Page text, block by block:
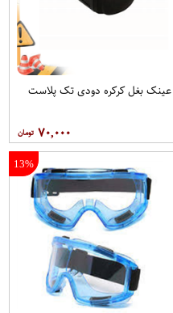
عینک بغل کرکره دودی تک پلاست
۷۰,۰۰۰
13%